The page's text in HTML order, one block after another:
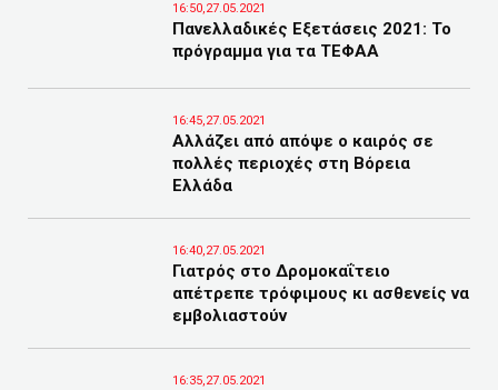
16:50,27.05.2021
Πανελλαδικές Εξετάσεις 2021: Το
πρόγραμμα για τα ΤΕΦΑΑ
16:45,27.05.2021
Αλλάζει από απόψε ο καιρός σε
πολλές περιοχές στη Βόρεια
Ελλάδα
16:40,27.05.2021
Γιατρός στο Δρομοκαΐτειο
απέτρεπε τρόφιμους κι ασθενείς να
εμβολιαστούν
16:35,27.05.2021